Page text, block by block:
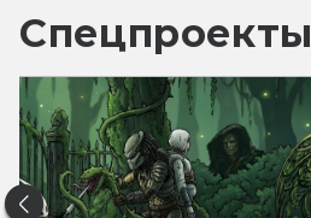
Спецпроекты